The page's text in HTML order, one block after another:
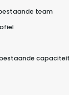
team
capaciteit